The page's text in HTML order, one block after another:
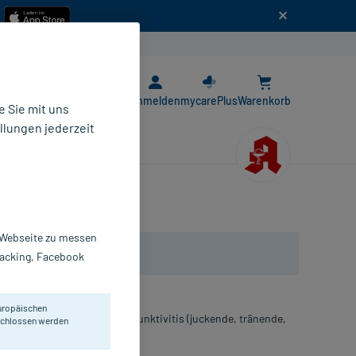
AnmeldenmycarePlusWarenkorb
allergischen Konjunktivitis (juckende, tränende,
Augenlider).
Sie mit uns
jederzeit
zu messen
Facebook
werden